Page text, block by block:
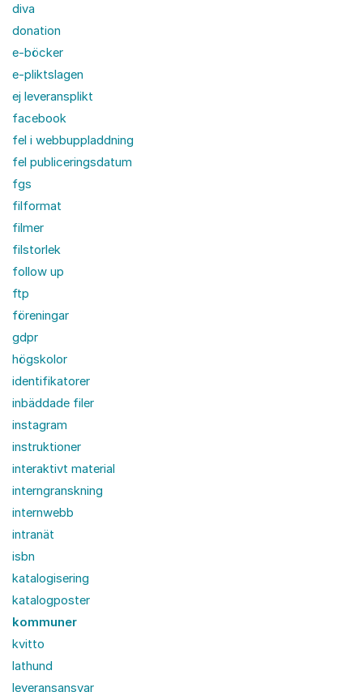
diva
donation
e-böcker
e-pliktslagen
ej leveransplikt
facebook
fel i webbuppladdning
fel publiceringsdatum
fgs
filformat
filmer
filstorlek
follow up
ftp
föreningar
gdpr
högskolor
identifikatorer
inbäddade filer
instagram
instruktioner
interaktivt material
interngranskning
internwebb
intranät
isbn
katalogisering
katalogposter
kommuner
kvitto
lathund
leveransansvar